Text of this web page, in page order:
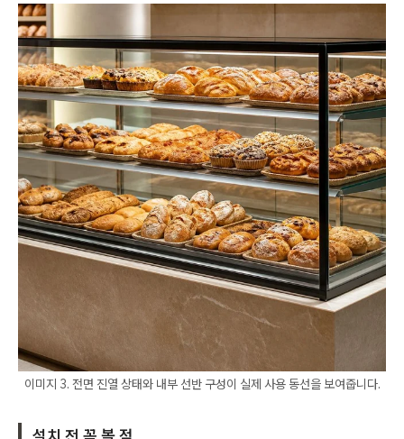
이미지 3. 전면 진열 상태와 내부 선반 구성이 실제 사용 동선을 보여줍니다.